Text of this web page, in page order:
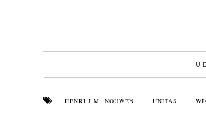
HENRI J.M. NOUWEN UNITAS